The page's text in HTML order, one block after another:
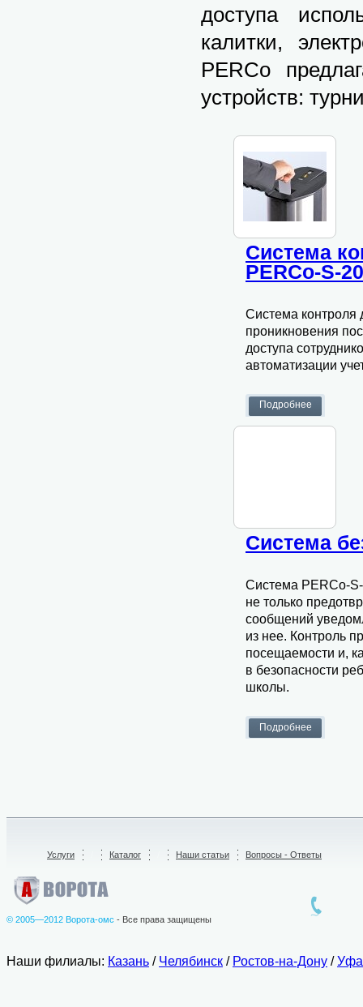
доступа
калитки,
PERCo
устройств:
Система
PERCo-S-20
Система контроля
проникновения
доступа
автоматизации
Система
Система PERCo-
не только
сообщений
из нее. Контроль
посещаемости и,
в безопасности
школы.
Услуги Каталог Наши статьи Вопросы - Ответы
© 2005—2012 Ворота-омс - Все права защищены
Наши филиалы: Казань / Челябинск / Ростов-на-Дону /Уфа